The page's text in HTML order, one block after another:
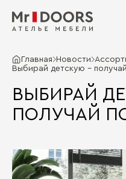
Главная Новости
Выбирай детскую –
ВЫБИРАЙ
ПОЛУЧАЙ